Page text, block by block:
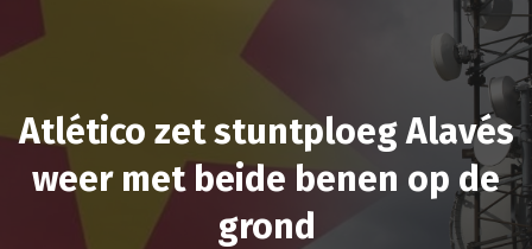
Atlético zet stuntploeg Alavés
weer met beide benen op de
grond